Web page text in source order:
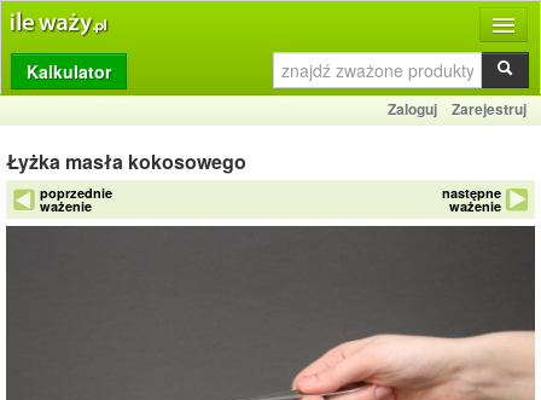
Produkty
Dziennik
Przelicznik
Porównywarka
Kalkulator
Zaloguj Zarejestruj
Łyżka masła kokosowego
poprzednie
ważenie
następne
ważenie